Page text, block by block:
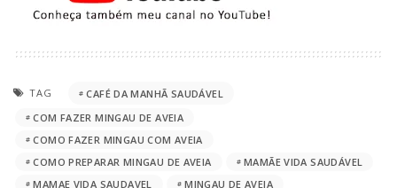
TAG
CAFÉ DA MANHÃ SAUDÁVEL
COM FAZER MINGAU DE AVEIA
COMO FAZER MINGAU COM AVEIA
COMO PREPARAR MINGAU DE AVEIA
MAMÃE VIDA SAUDÁVEL
MAMAE VIDA SAUDAVEL
MINGAU DE AVEIA